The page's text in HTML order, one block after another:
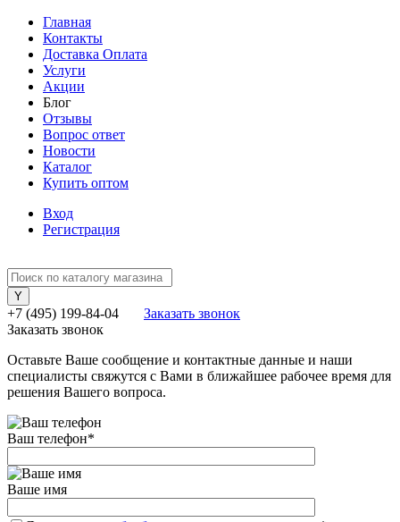
Главная
Контакты
Доставка Оплата
Услуги
Акции
Блог
Отзывы
Вопрос ответ
Новости
Каталог
Купить оптом
Вход
Регистрация
+7 (495) 199-84-04
Заказать звонок
Заказать звонок
Оставьте Ваше сообщение и контактные данные и наши
специалисты свяжутся с Вами в ближайшее рабочее время для
решения Вашего вопроса.
Ваш телефон*
Ваше имя